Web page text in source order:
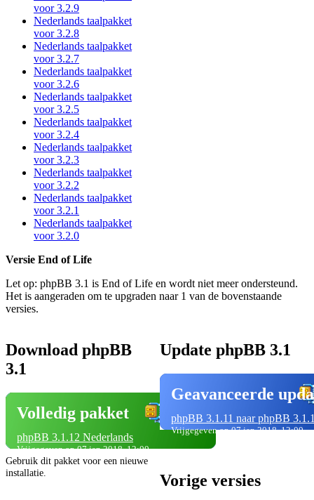
voor 3.2.9
Nederlands taalpakket
voor 3.2.8
Nederlands taalpakket
voor 3.2.7
Nederlands taalpakket
voor 3.2.6
Nederlands taalpakket
voor 3.2.5
Nederlands taalpakket
voor 3.2.4
Nederlands taalpakket
voor 3.2.3
Nederlands taalpakket
voor 3.2.2
Nederlands taalpakket
voor 3.2.1
Nederlands taalpakket
voor 3.2.0
Versie End of Life
Let op: phpBB 3.1 is End of Life en wordt niet meer ondersteund.
Het is aangeraden om te upgraden naar 1 van de bovenstaande
versies.
Download phpBB
3.1
Volledig pakket
phpBB 3.1.12 Nederlands
Vrijgegeven op 07 jan 2018, 12:00
Gebruik dit pakket voor een nieuwe
installatie.
Update phpBB 3.1
Geavanceerde
phpBB 3.1.11 naar phpBB
Vrijgegeven op 07 jan 2018, 12:00
Vorige versies